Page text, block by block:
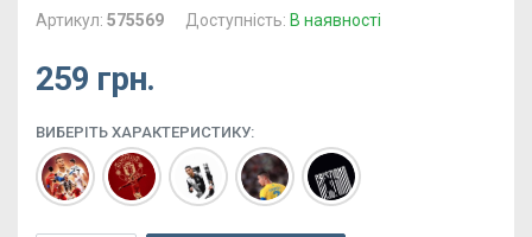
Артикул: 575569 Доступність: В наявності
259 грн.
ВИБЕРІТЬ ХАРАКТЕРИСТИКУ: